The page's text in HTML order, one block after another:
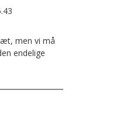
men vi må
endelige